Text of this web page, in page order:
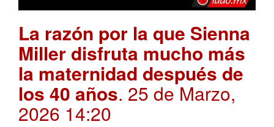
La razón por la que Sienna
Miller disfruta mucho más
la maternidad después de
los 40 años. 25 de Marzo,
2026 14:20